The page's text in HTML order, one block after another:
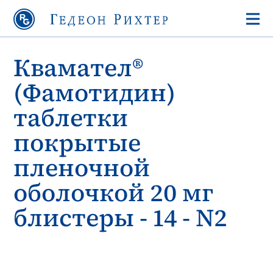
Квамател®
(Фамотидин)
таблетки
покрытые
пленочной
oболочкой 20 мг
блистеры - 14 - N2